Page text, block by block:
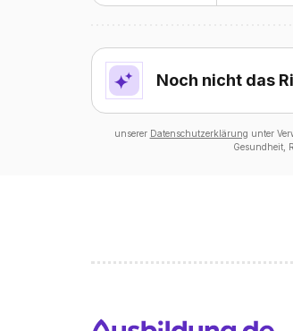
Noch nicht das
unserer Datenschutzerklärung unter
Gesundheit,